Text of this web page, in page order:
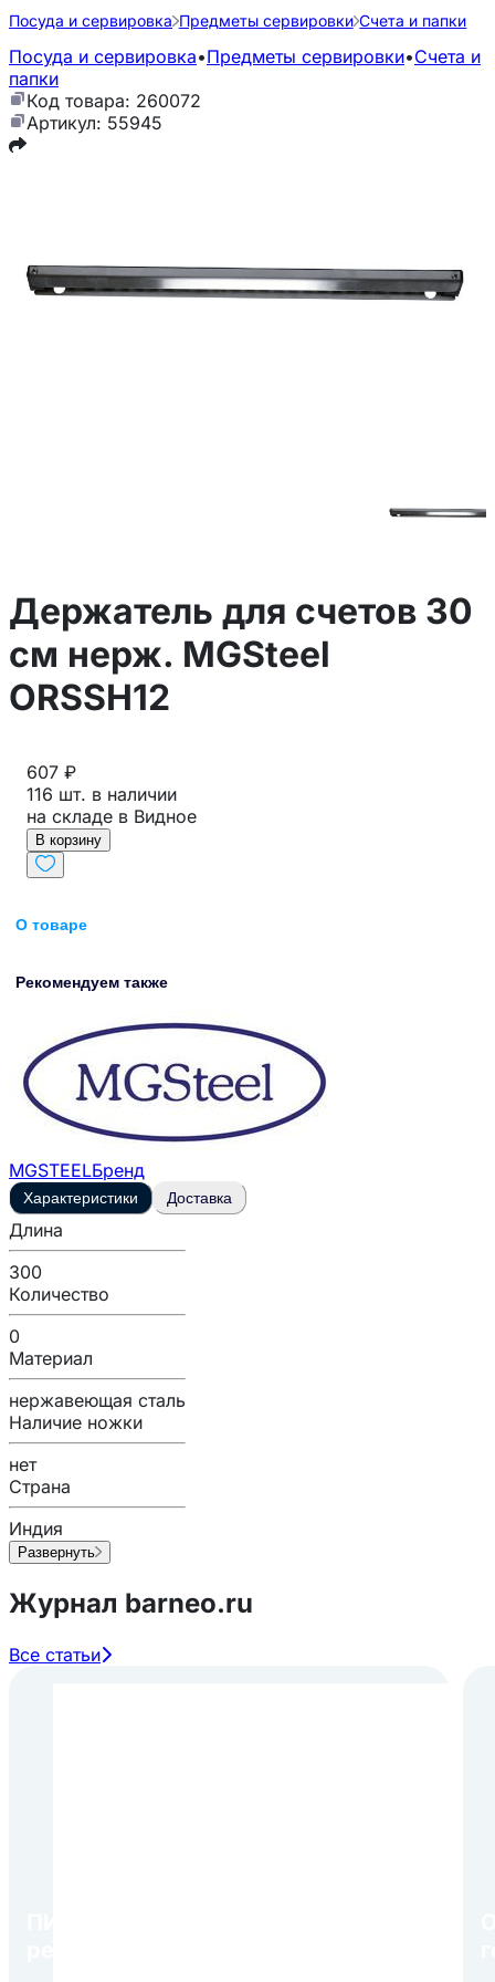
Посуда и сервировка Предметы сервировки Счета и папки
Посуда и сервировка•Предметы сервировки•Счета и
папки
Код товара: 260072
Артикул: 55945
Держатель для счетов 30
см нерж. MGSteel
ORSSH12
607 ₽
116 шт. в наличии
на складе в Видное
В корзину
О товаре
Рекомендуем также
MGSTEELБренд
Характеристики Доставка
Длина
300
Количество
0
Материал
нержавеющая сталь
Наличие ножки
нет
Страна
Индия
Развернуть
Журнал barneo.ru
Все статьи